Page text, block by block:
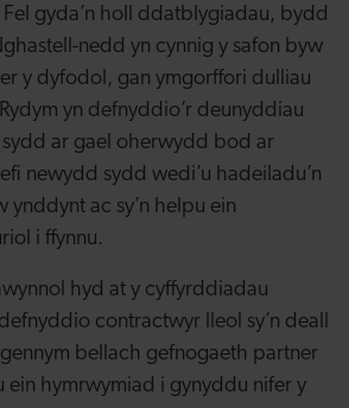
gyda’n holl ddatblygiadau, bydd
nedd yn cynnig y safon byw
y dyfodol, gan ymgorffori dulliau
yn defnyddio’r deunyddiau
ar gael oherwydd bod ar
newydd sydd wedi’u hadeiladu’n
ac sy’n helpu ein
i ffynnu.
hyd at y cyffyrddiadau
contractwyr lleol sy’n deall
bellach gefnogaeth partner
ein hymrwymiad i gynyddu nifer y